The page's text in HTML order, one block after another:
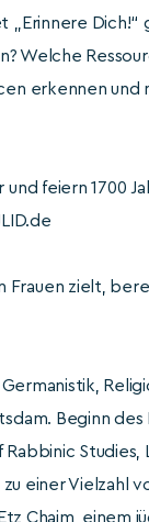
Dich!“
Welche
erkennen und
feiern 1700
Frauen zielt,
Beginn des
Studies,
zu einer Vielzahl
Chaim, einem